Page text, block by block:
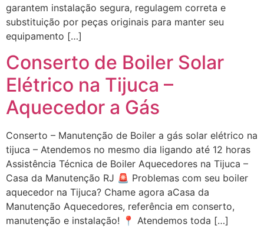
garantem instalação segura, regulagem correta e
substituição por peças originais para manter seu
equipamento […]
Conserto de Boiler Solar
Elétrico na Tijuca –
Aquecedor a Gás
Conserto – Manutenção de Boiler a gás solar elétrico na
tijuca – Atendemos no mesmo dia ligando até 12 horas
Assistência Técnica de Boiler Aquecedores na Tijuca –
Casa da Manutenção RJ 🚨 Problemas com seu boiler
aquecedor na Tijuca? Chame agora aCasa da
Manutenção Aquecedores, referência em conserto,
manutenção e instalação! 📍 Atendemos toda […]